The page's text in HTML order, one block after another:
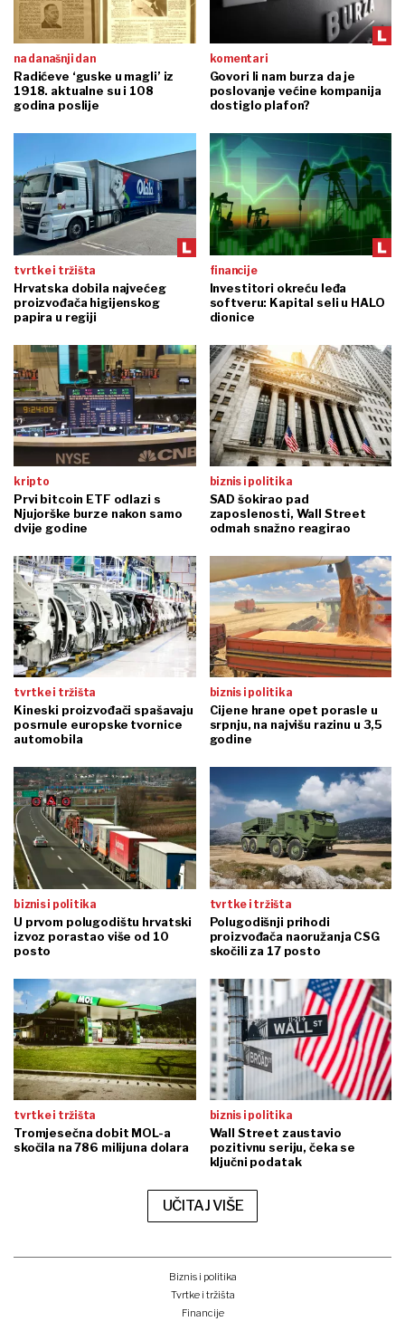
na današnji dan
Radićeve ‘guske u magli’ iz
1918. aktualne su i 108
godina poslije
komentari
Govori li nam burza da je
poslovanje većine kompanija
dostiglo plafon?
tvrtke i tržišta
Hrvatska dobila najvećeg
proizvođača higijenskog
papira u regiji
financije
Investitori okreću leđa
softveru: Kapital seli u HALO
dionice
kripto
Prvi bitcoin ETF odlazi s
Njujorške burze nakon samo
dvije godine
biznis i politika
SAD šokirao pad
zaposlenosti, Wall Street
odmah snažno reagirao
tvrtke i tržišta
Kineski proizvođači spašavaju
posrnule europske tvornice
automobila
biznis i politika
Cijene hrane opet porasle u
srpnju, na najvišu razinu u 3,5
godine
biznis i politika
U prvom polugodištu hrvatski
izvoz porastao više od 10
posto
tvrtke i tržišta
Polugodišnji prihodi
proizvođača naoružanja CSG
skočili za 17 posto
tvrtke i tržišta
Tromjesečna dobit MOL-a
skočila na 786 milijuna dolara
biznis i politika
Wall Street zaustavio
pozitivnu seriju, čeka se
ključni podatak
UČITAJ VIŠE
Biznis i politika
Tvrtke i tržišta
Financije